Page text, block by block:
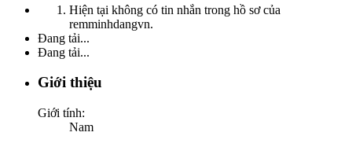
Hiện tại không có tin nhắn trong hồ sơ của
remminhdangvn.
Đang tải...
Đang tải...
Giới thiệu
Giới tính:
Nam